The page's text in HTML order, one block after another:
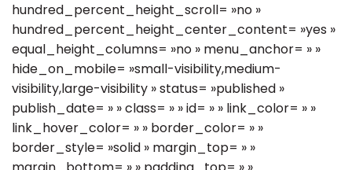
hundred_percent_height_scroll= »no »
hundred_percent_height_center_content= »yes »
equal_height_columns= »no » menu_anchor= » »
hide_on_mobile= »small-visibility,medium-
visibility,large-visibility » status= »published »
publish_date= » » class= » » id= » » link_color= » »
link_hover_color= » » border_color= » »
border_style= »solid » margin_top= » »